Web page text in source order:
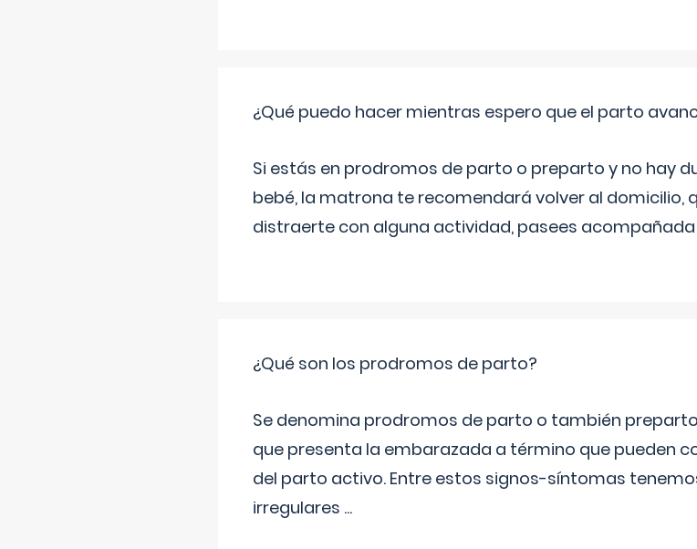
¿Qué puedo hacer mientras espero que el parto
Si estás en prodromos de parto o preparto y no hay
bebé, la matrona te recomendará volver al domicilio,
distraerte con alguna actividad, pasees
¿Qué son los prodromos de parto?
Se denomina prodromos de parto o también
que presenta la embarazada a término que pueden
del parto activo. Entre estos signos-síntomas
irregulares ...